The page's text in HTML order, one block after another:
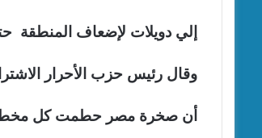
إلي دويلات لإضعاف المنطقة
وقال رئيس حزب الأحرار
أن صخرة مصر حطمت كل مخططات